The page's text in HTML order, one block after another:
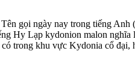
Hy Lạp kydonion malon
khu vực Kydonia cổ đại,